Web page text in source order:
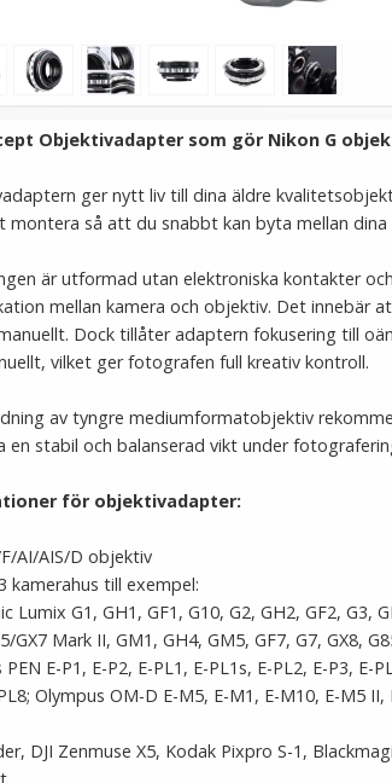
Objektivadapter som gör Nikon G
ger nytt liv till dina äldre
montera så att du snabbt kan byta mellan dina
är utformad utan elektroniska kontakter
mellan kamera och objektiv. Det innebär
Dock tillåter adaptern fokusering till
vilket ger fotografen full kreativ kontroll.
av tyngre mediumformatobjektiv
en stabil och balanserad vikt under
för objektivadapter:
AI/AIS/D objektiv
kamerahus till exempel:
Lumix G1, GH1, GF1, G10, G2, GH2, GF2, G3,
GX7 Mark II, GM1, GH4, GM5, GF7, G7, GX8,
E-P1, E-P2, E-PL1, E-PL1s, E-PL2, E-P3, E-
Olympus OM-D E-M5, E-M1, E-M10, E-M5
DJI Zenmuse X5, Kodak Pixpro S-1,